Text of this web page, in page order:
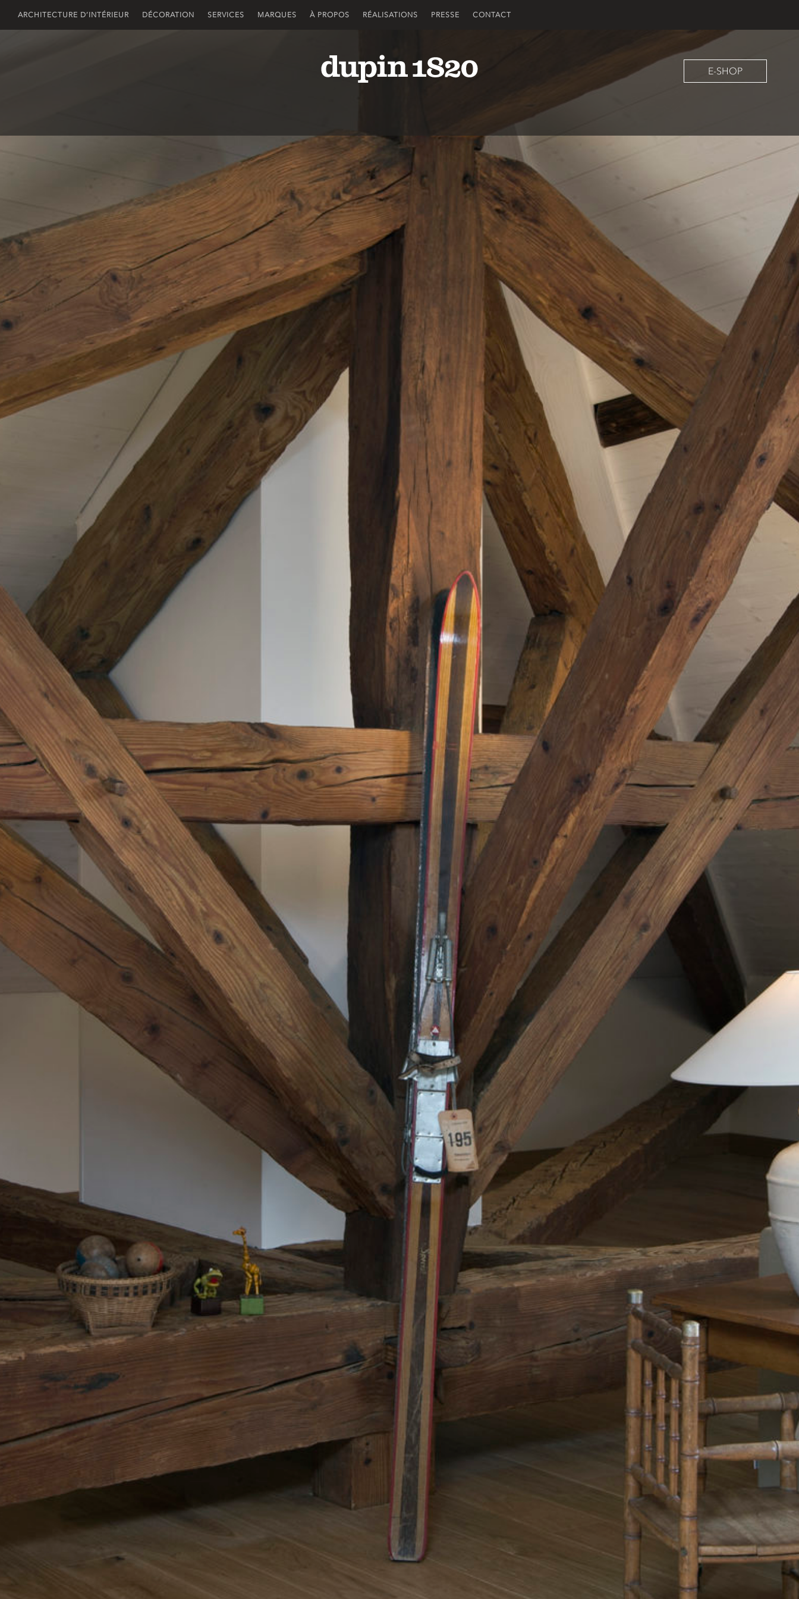
ARCHITECTURE D’INTÉRIEUR DÉCORATION SERVICES MARQUES À PROPOS RÉALISATIONS PRESSE CONTACT
E-SHOP